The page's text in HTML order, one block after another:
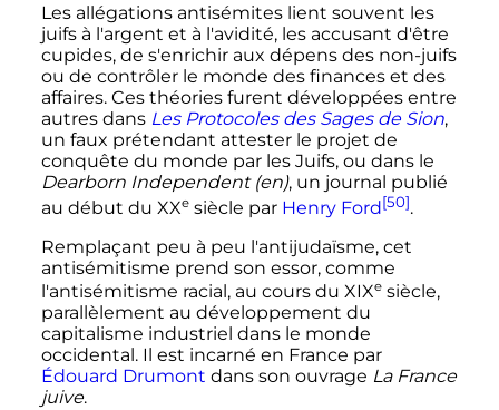
Les allégations antisémites lient souvent les
juifs à l'argent et à l'avidité, les accusant d'être
cupides, de s'enrichir aux dépens des non-juifs
ou de contrôler le monde des finances et des
affaires. Ces théories furent développées entre
autres dans Les Protocoles des Sages de Sion,
un faux prétendant attester le projet de
conquête du monde par les Juifs, ou dans le
Dearborn Independent (en), un journal publié
au début du XXe siècle par Henry Ford[50].
Remplaçant peu à peu l'antijudaïsme, cet
antisémitisme prend son essor, comme
l'antisémitisme racial, au cours du XIXe siècle,
parallèlement au développement du
capitalisme industriel dans le monde
occidental. Il est incarné en France par
Édouard Drumont dans son ouvrage La France
juive.